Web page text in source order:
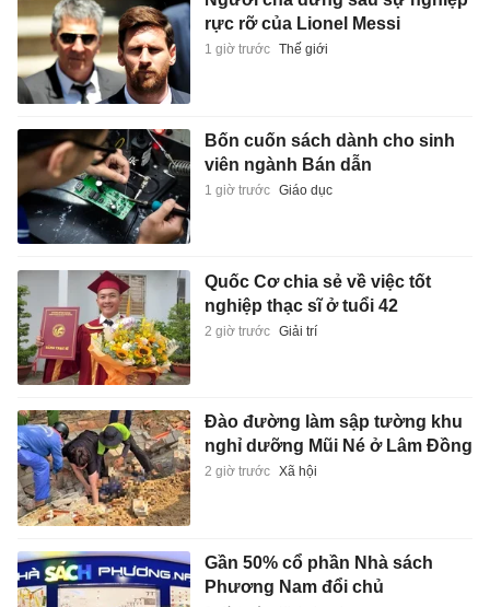
rực rỡ của Lionel Messi
1 giờ trước Thế giới
Bốn cuốn sách dành cho sinh
viên ngành Bán dẫn
1 giờ trước Giáo dục
Quốc Cơ chia sẻ về việc tốt
nghiệp thạc sĩ ở tuổi 42
2 giờ trước Giải trí
Đào đường làm sập tường khu
nghỉ dưỡng Mũi Né ở Lâm Đồng
2 giờ trước Xã hội
Gần 50% cổ phần Nhà sách
Phương Nam đổi chủ